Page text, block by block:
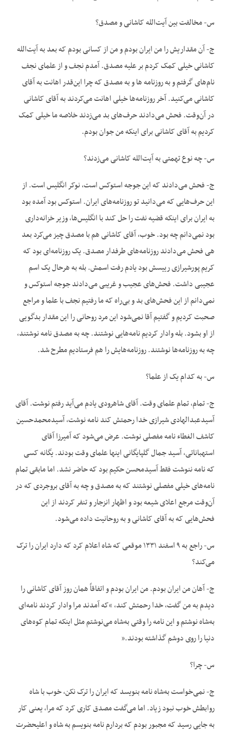
س- مخالفت بین آیت‌الله کاشانی و مصدق؟
ج- آن مقداریش را من ایران بودم و من از کسانی بودم که بعد به آیت‌الله
کاشانی خیلی کمک کردم بر علیه مصدق. آمدم نجف و از علمای نجف
نام‌های گرفتم و به روزنامه ها و به مصدق که چرا این‌قدر اهانت به آقای
کاشانی می‌کنید. آخر روزنامه‌ها خیلی اهانت می‌کردند به آقای کاشانی
در آن‌وقت. فحش می‌دادند حرف‌های بد می‌زدند خلاصه ما خیلی کمک
کردیم به آقای کاشانی برای اینکه من جوان بودم.
س- چه نوع تهمتی به آیت‌الله کاشانی می‌زدند؟
ج- فحش می‌دادند که این جوجه استوکس است، نوکر انگلیس است. از
این حرف‌هایی که می‌دانید تو روزنامه‌های ایران. استوکس بود آمده بود
به ایران برای اینکه قضیه نفت را حل کند با انگلیس‌ها، وزیر خزانه‌داری
بود نمی‌دانم چه بود. خوب، آقای کاشانی هم با مصدق چیز می‌کرد بعد
هی فحش می‌دادند روزنامه‌های طرفدار مصدق. یک روزنامه‌ای بود که
کریم پورشیرازی رییسش بود یادم رفت اسمش. بله به هرحال یک اسم
عجیبی داشت. فحش‌های عجیب و غریبی می‌دادند جوجه استوکس و
نمی‌دانم از این فحش‌های بد و بی‌راه که ما رفتیم نجف با علما و مراجع
صحبت کردیم و گفتیم آقا نمی‌شود این مرد روحانی را این مقدار بدگویی
از او بشود. بله وادار کردیم نامه‌هایی نوشتند. چه به مصدق نامه نوشتند،
چه به روزنامه‌ها نوشتند. روزنامه‌‌هایش را هم فرستادیم مطرح شد.
س- به کدام یک از علما؟
ج- تمام، تمام علمای وقت. آقای شاهرودی یادم می‌آید رفتم نوشت. آقای
آسیدعبدالهادی شیرازی خدا رحمتش کند نامه نوشت، آسیدمحمدحسین
کاشف الغطاء نامه مفصلی نوشت. عرض می‌شود که آمیرزا آقای
استهباناتی، آسید جمال گلپایگانی اینها علمای وقت بودند. یگانه کسی
که نامه ننوشت فقط آسیدمحسن حکیم بود که حاضر نشد. اما مابقی تمام
نامه‌های خیلی مفصلی نوشتند که به مصدق و چه به آقای بروجردی که در
آن‌وقت مرجع اعلای شیعه‌ بود و اظهار انزجار و تنفر کردند از این
فحش‌هایی که به آقای کاشانی و به روحانیت داده می‌شود.
س- راجع به ۹ اسفند ۱۳۳۱ موقعی که شاه اعلام کرد که دارد ایران را ترک
می‌کند؟
ج- آهان من ایران بودم. من ایران بودم و اتفاقاً همان روز آقای کاشانی را
دیدم به من گفت، خدا رحمتش کند، “که آمدند مرا وادار کردند نامه‌ای
به‌شاه نوشتم و این نامه را وقتی به‌شاه می‌نوشتم مثل اینکه تمام کوه‌های
دنیا را روی دوشم گذاشته بودند.”
س- چرا؟
ج- نمی‌خواست به‌شاه نامه بنویسد که ایران را ترک نکن، خوب با شاه
روابطش خوب نبود زیاد. اما می‌گفت مصدق کاری کرد که مرا، یعنی کار
به جایی رسید که مجبور بودم که بردارم نامه بنویسم به شاه و اعلیحضرت